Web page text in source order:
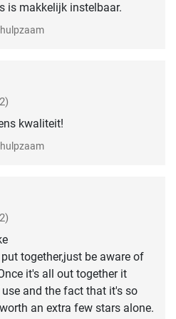
is makkelijk instelbaar.
kwaliteit!
together,just be aware of
it's all out together it
and the fact that it's so
an extra few stars alone.